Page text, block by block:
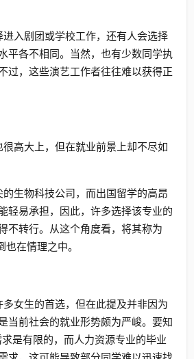
入剧团或学校工作，还有人会选择
平各不相同。当然，也有少数同学执
过，这些演艺工作者往往难以获得正
高大上，但在就业前景上却不尽如
生物科技公司，而出国留学的高昂
轻易承担，因此，许多选择该专业的
不转行。从这个角度看，将其称为
也在情理之中。
女生的首选，但在此提及并非因为
当前社会的就业形势颇为严峻。要知
是有限的，而人力资源专业的毕业